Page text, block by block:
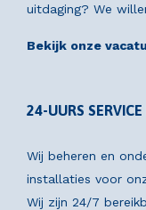
uitdaging? We
Bekijk onze
24-UURS
Wij beheren en
installaties voor
Wij zijn 24/7